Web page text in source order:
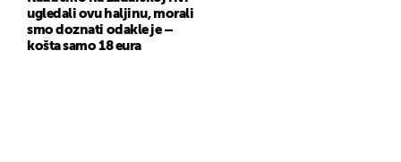
ugledali ovu haljinu, morali
smo doznati odakle je –
košta samo 18 eura